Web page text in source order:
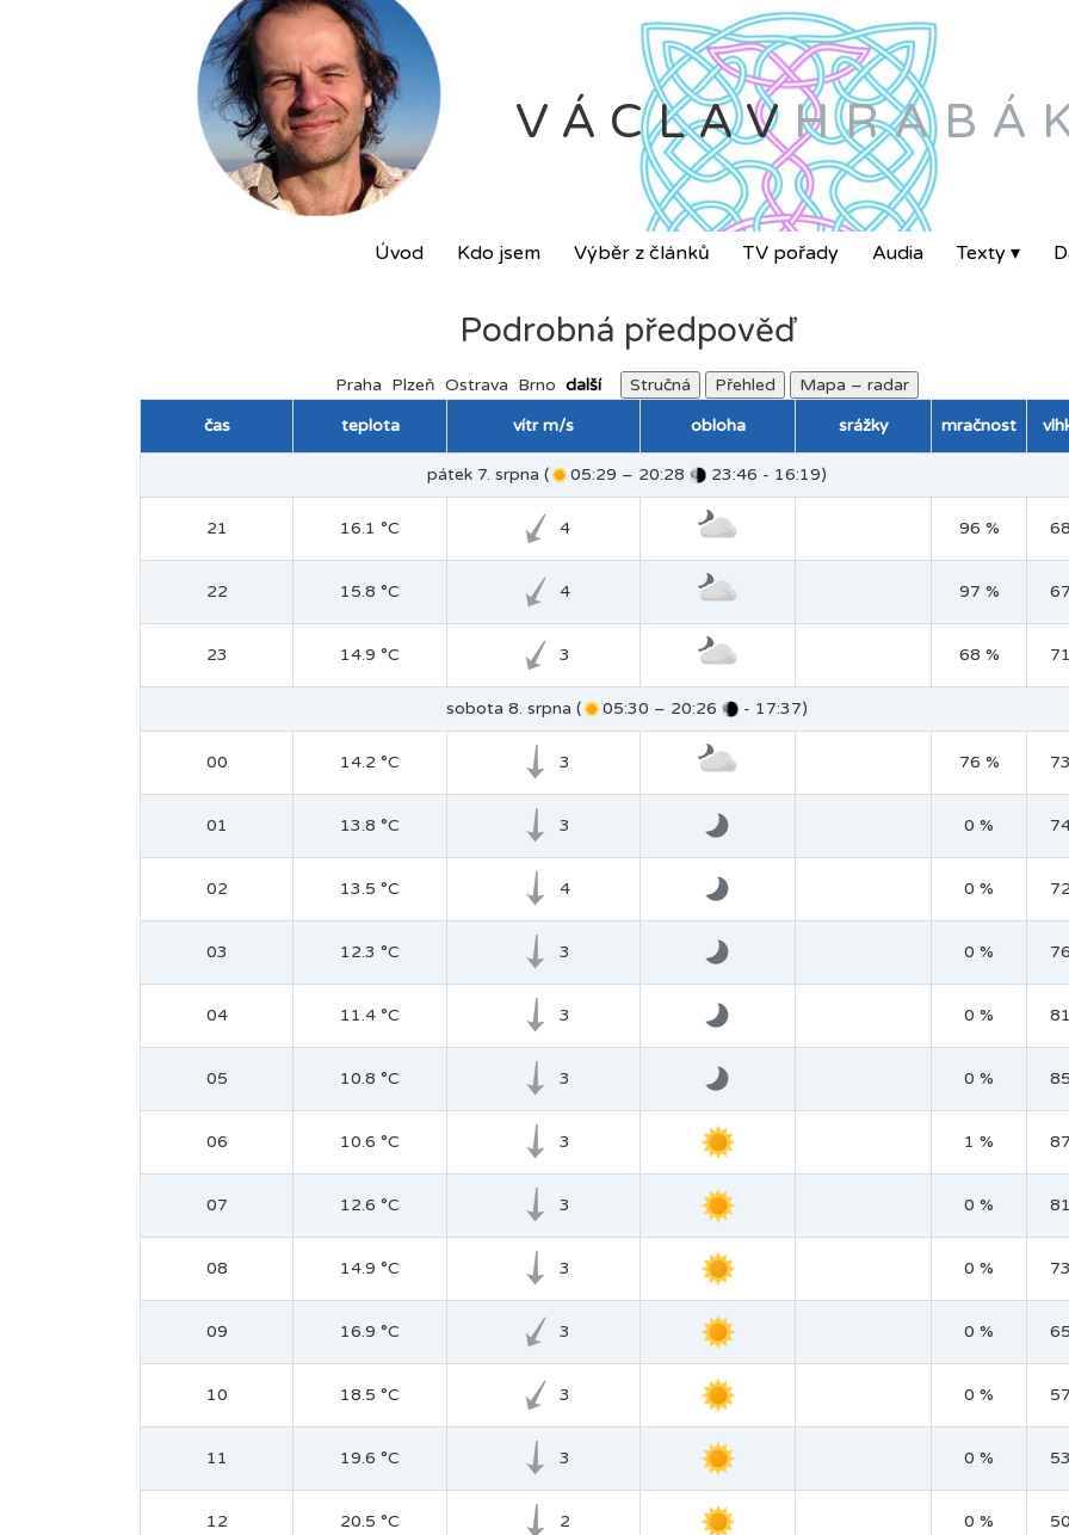
VÁCLAV
Úvod Kdo jsem Výběr z článků TV pořady Audia Texty ▾
Podrobná předpověď
Praha Plzeň Ostrava Brno další Stručná Přehled
Mapa – radar
čas
teplota vítr m/s obloha srážky mračnost
pátek 7. srpna ( 05:29 – 20:28 23:46 - 16:19)
21 16.1 °C 4 96 %
22 15.8 °C 4 97 %
23 14.9 °C 3 68 %
sobota 8. srpna ( 05:30 – 20:26 - 17:37)
00 14.2 °C 3 76 %
01 13.8 °C 3 0 %
02 13.5 °C 4 0 %
03 12.3 °C 3 0 %
04 11.4 °C 3 0 %
05 10.8 °C 3 0 %
06 10.6 °C 3 1 %
07 12.6 °C 3 0 %
08 14.9 °C 3 0 %
09 16.9 °C 3 0 %
10 18.5 °C 3 0 %
11 19.6 °C 3 0 %
12 20.5 °C 2 0 %